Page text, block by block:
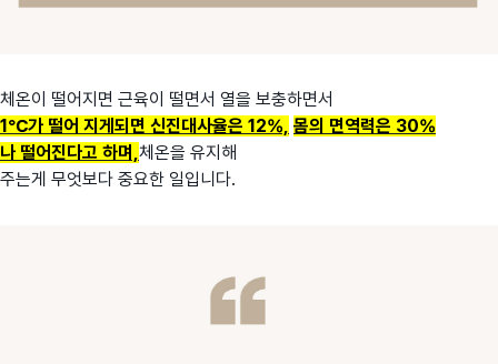
체온이 떨어지면 근육이 떨면서 열을 보충하면서
1℃가 떨어 지게되면 신진대사율은 12%, 몸의 면역력은 30%
나 떨어진다고 하며, 체온을 유지해
주는게 무엇보다 중요한 일입니다.